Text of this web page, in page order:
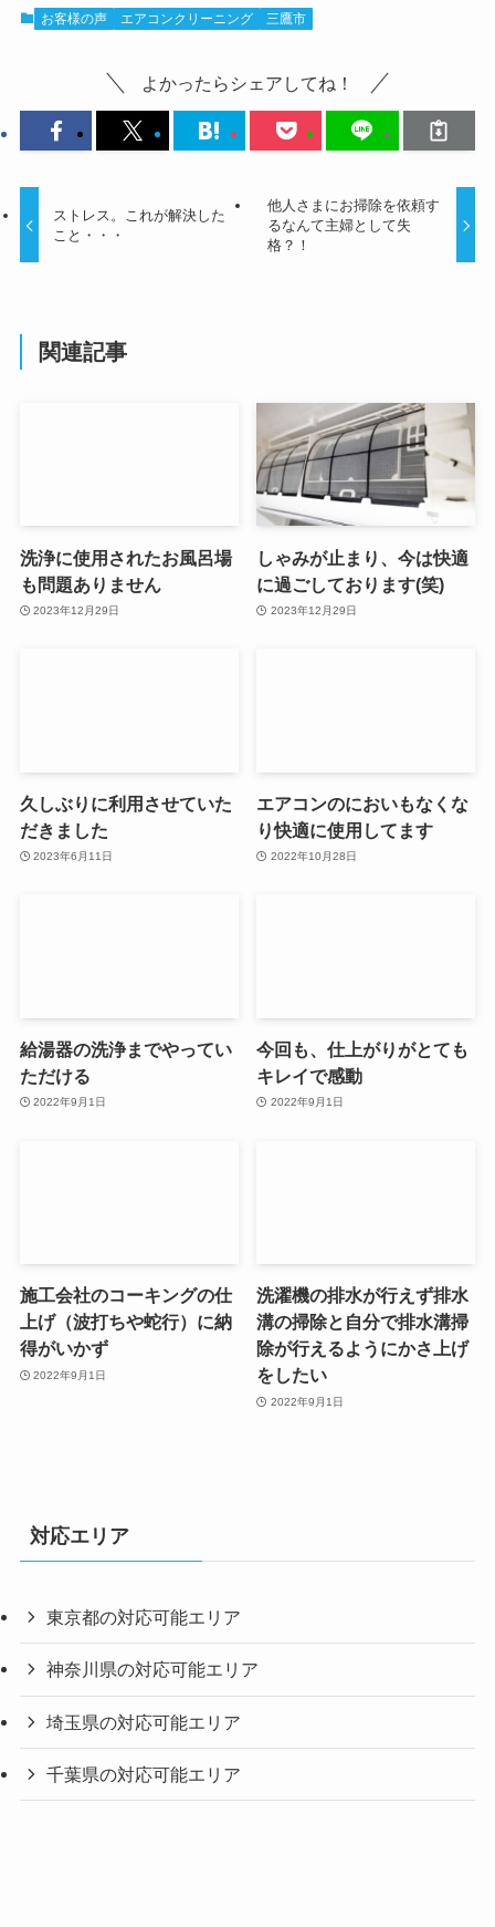
お客様の声 エアコンクリーニング 三鷹市
よかったらシェアしてね！
ストレス。これが解決した
こと・・・
他人さまにお掃除を依頼す
るなんて主婦として失
格？！
関連記事
洗浄に使用されたお風呂場
も問題ありません
2023年12月29日
しゃみが止まり、今は快適
に過ごしております(笑)
2023年12月29日
久しぶりに利用させていた
だきました
2023年6月11日
エアコンのにおいもなくな
り快適に使用してます
2022年10月28日
給湯器の洗浄までやってい
ただける
2022年9月1日
今回も、仕上がりがとても
キレイで感動
2022年9月1日
施工会社のコーキングの仕
上げ（波打ちや蛇行）に納
得がいかず
2022年9月1日
洗濯機の排水が行えず排水
溝の掃除と自分で排水溝掃
除が行えるようにかさ上げ
をしたい
2022年9月1日
対応エリア
東京都の対応可能エリア
神奈川県の対応可能エリア
埼玉県の対応可能エリア
千葉県の対応可能エリア